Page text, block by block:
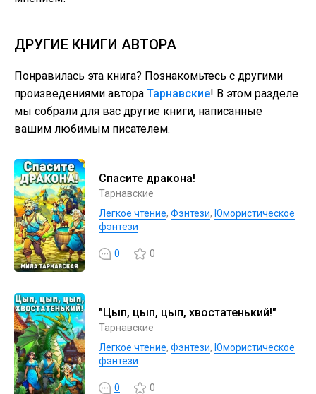
ДРУГИЕ КНИГИ АВТОРА
Понравилась эта книга? Познакомьтесь с другими
произведениями автора Тарнавские! В этом разделе
мы собрали для вас другие книги, написанные
вашим любимым писателем.
Спасите дракона!
Тарнавские
Легкое чтение, Фэнтези, Юмористическое
фэнтези
0 0
"Цып, цып, цып, хвостатенький!"
Тарнавские
Легкое чтение, Фэнтези, Юмористическое
фэнтези
0 0